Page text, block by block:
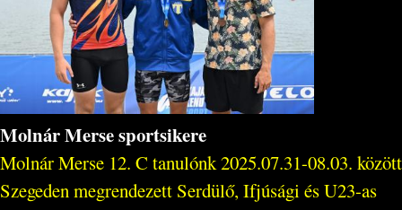
Molnár Merse sportsikere
Molnár Merse 12. C tanulónk 2025.07.31-08.03. között
Szegeden megrendezett Serdülő, Ifjúsági és U23-as